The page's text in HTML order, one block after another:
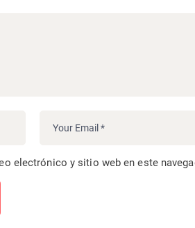
electrónico y sitio web en este